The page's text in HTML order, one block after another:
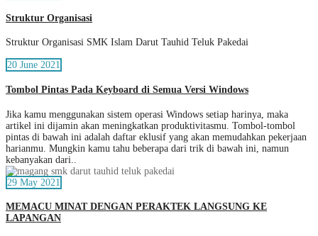
Struktur Organisasi
Struktur Organisasi SMK Islam Darut Tauhid Teluk Pakedai
20 June 2021
Tombol Pintas Pada Keyboard di Semua Versi Windows
Jika kamu menggunakan sistem operasi Windows setiap harinya, maka
artikel ini dijamin akan meningkatkan produktivitasmu. Tombol-tombol
pintas di bawah ini adalah daftar eklusif yang akan memudahkan pekerjaan
harianmu. Mungkin kamu tahu beberapa dari trik di bawah ini, namun
kebanyakan dari..
29 May 2021
MEMACU MINAT DENGAN PERAKTEK LANGSUNG KE
LAPANGAN